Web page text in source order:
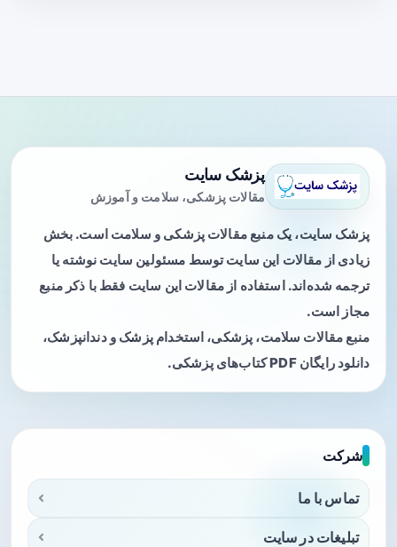
پزشک سایت
مقالات پزشکی، سلامت و آموزش
پزشک سایت، یک منبع مقالات پزشکی و سلامت است. بخش
زیادی از مقالات این سایت توسط مسئولین سایت نوشته یا
ترجمه شده‌اند. استفاده از مقالات این سایت فقط با ذکر منبع
مجاز است.
منبع مقالات سلامت، پزشکی، استخدام پزشک و دندانپزشک،
دانلود رایگان PDF کتاب‌های پزشکی.
شرکت
تماس با ما
تبلیغات در سایت